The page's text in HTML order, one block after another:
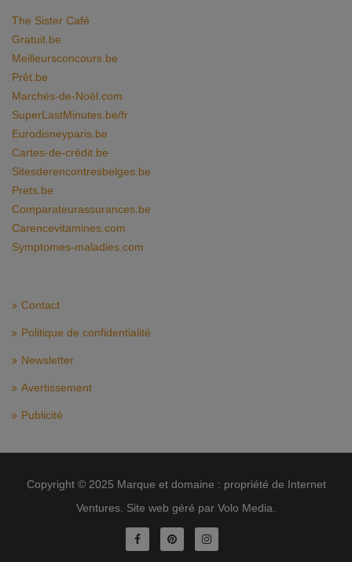
The Sister Café
Gratuit.be
Meilleursconcours.be
Prêt.be
Marchés-de-Noël.com
SuperLastMinutes.be/fr
Eurodisneyparis.be
Cartes-de-crédit.be
Sitesderencontresbelges.be
Prets.be
Comparateurassurances.be
Carencevitamines.com
Symptomes-maladies.com
Contact
Politique de confidentialité
Newsletter
Avertissement
Publicité
Copyright © 2025 Marque et domaine : propriété de Internet
Ventures. Site web géré par Volo Media.